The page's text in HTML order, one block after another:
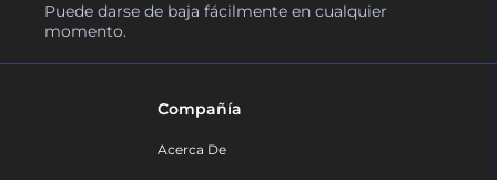
Puede darse de baja fácilmente en cualquier
momento.
Compañía
Acerca De